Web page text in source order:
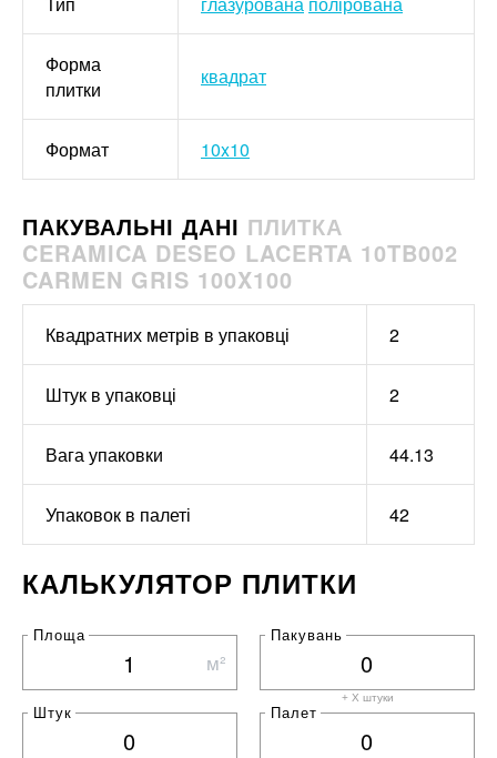
Форма
плитки
квадрат
Формат 10x10
ПАКУВАЛЬНІ ДАНІ ПЛИТКА
CERAMICA DESEO LACERTA 10TB002
CARMEN GRIS 100X100
Квадратних метрів в упаковці 2
Штук в упаковці 2
Вага упаковки 44.13
Упаковок в палеті 42
КАЛЬКУЛЯТОР ПЛИТКИ
Площа
м²
Пакувань
+ X штуки
Штук Палет